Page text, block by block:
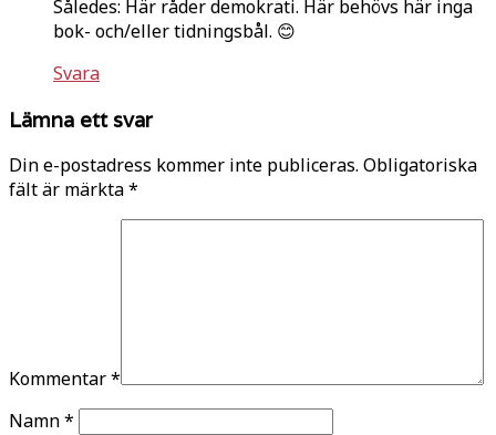
Således: Här råder demokrati. Här behövs här inga
bok- och/eller tidningsbål. 😊
Svara
Lämna ett svar
Din e-postadress kommer inte publiceras. Obligatoriska
fält är märkta*
Kommentar*
Namn*